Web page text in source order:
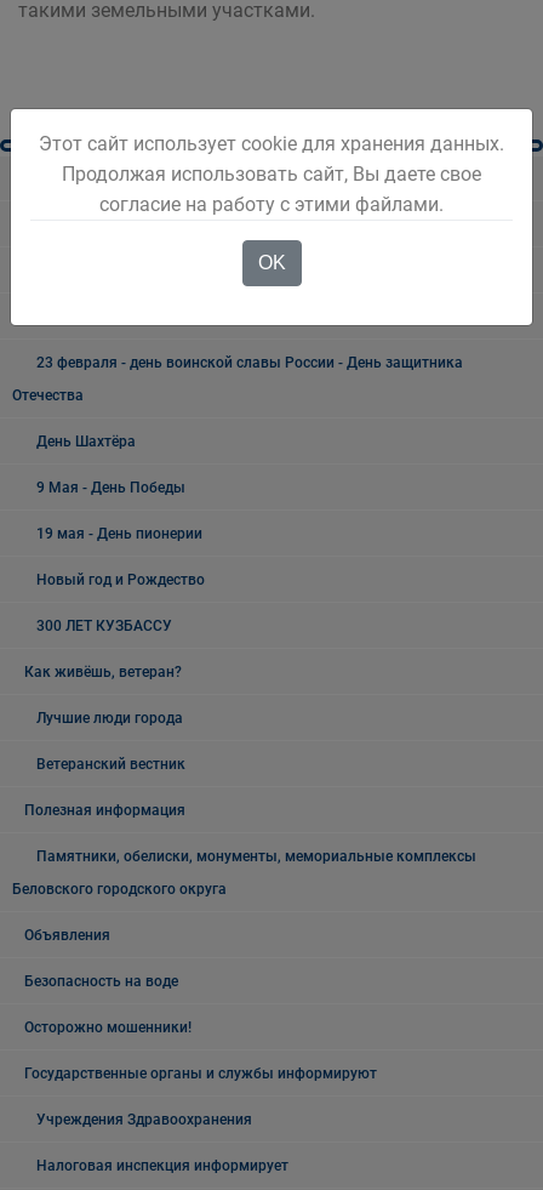
такими земельными участками.
Разное
Праздники, дни воинской славы и памятные даты*
23 февраля - день воинской славы России - День защитника
Отечества
День Шахтёра
9 Мая - День Победы
19 мая - День пионерии
Новый год и Рождество
300 ЛЕТ КУЗБАССУ
Как живёшь, ветеран?
Лучшие люди города
Ветеранский вестник
Полезная информация
Памятники, обелиски, монументы, мемориальные комплексы
Беловского городского округа
Объявления
Безопасность на воде
Осторожно мошенники!
Государственные органы и службы информируют
Учреждения Здравоохранения
Налоговая инспекция информирует
Этот сайт использует cookie для хранения данных.
Продолжая использовать сайт, Вы даете свое
согласие на работу с этими файлами.
OK